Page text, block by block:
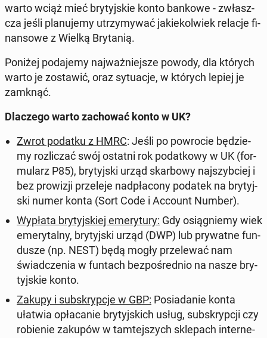
warto wciąż mieć bry­tyj­skie konto bankowe - zwłasz­
cza jeśli pla­nu­je­my utrzy­my­wać ja­kie­kol­wiek relacje fi­
nan­so­we z Wielką Bry­ta­nią.
Poniżej po­da­je­my naj­waż­niej­sze powody, dla których
warto je zo­sta­wić, oraz sy­tu­acje, w których lepiej je
zamknąć.
Dla­cze­go warto za­cho­wać konto w UK?
Zwrot podatku z HMRC: Jeśli po po­wro­cie bę­dzie­
my roz­li­czać swój ostatni rok po­dat­ko­wy w UK (for­
mu­larz P85), bry­tyj­ski urząd skar­bo­wy naj­szyb­ciej i
bez pro­wi­zji prze­le­je nad­pła­co­ny podatek na bry­tyj­
ski numer konta (Sort Code i Account Number).
Wypłata bry­tyj­skiej eme­ry­tu­ry: Gdy osią­gnie­my wiek
eme­ry­tal­ny, bry­tyj­ski urząd (DWP) lub pry­wat­ne fun­
du­sze (np. NEST) będą mogły prze­le­wać nam
świad­cze­nia w funtach bez­po­śred­nio na nasze bry­
tyj­skie konto.
Zakupy i sub­skryp­cje w GBP: Po­sia­da­nie konta
ułatwia opła­ca­nie bry­tyj­skich usług, sub­skryp­cji czy
ro­bie­nie zakupów w tam­tej­szych skle­pach in­ter­ne­